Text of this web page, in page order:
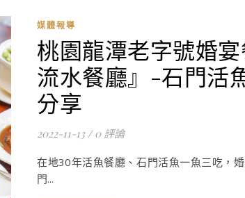
媒體報導
桃園龍潭老字號婚
流水餐廳』-石門活
分享
2022-11-13 / 0 評論
在地30年活魚餐廳、石門活魚一魚三吃，
門...